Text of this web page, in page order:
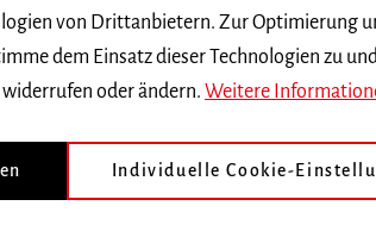
Straße 229
4968888 (Reservierungen sind
von Drittanbietern. Zur Optimierung
dem Einsatz dieser Technologien zu
oder ändern. Weitere
Individuelle Cookie-